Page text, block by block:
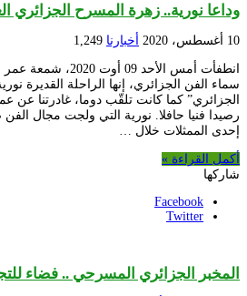
وداعا نورية.. زهرة المسرح الجزائري
10 أغسطس، 2020 أخبارنا 1,249
انطفأت أمس الأحد 09
سماء الفن الجزائري، إنها الراحلة القديرة
رصيدا فنيا حافلا. نورية التي ولجت مجال
إحدى الممثلات خلال …
أكمل القراءة »
شاركها
Facebook
Twitter
المخبر الجزائري المسرحي .. فضاء